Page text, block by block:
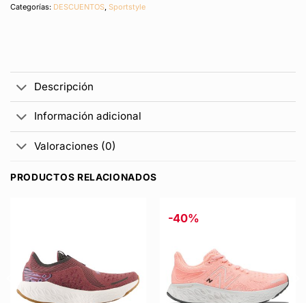
Categorías: DESCUENTOS, Sportstyle
Descripción
Información adicional
Valoraciones (0)
PRODUCTOS RELACIONADOS
-40%